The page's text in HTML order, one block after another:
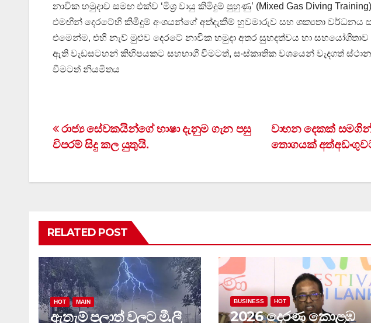
නාවික හමුදාව සමඟ එක්ව ‘මිශ්‍ර වායු කිමිදුම් පුහුණු’ (Mixed Gas Diving
එමඟින් දෙරටේහි කිමිදුම් අංශයන්ගේ අත්දැකීම් හුවමාරුව සහ ශක්‍යතා වර්ධනය
එමෙන්ම, එහි නැව් මුළුව දෙරටේ නාවික හමුදා අතර සුහදත්වය හා
ඇති වැඩසටහන් කිහිපයකට සහභාගී වීමටත්, සංස්කෘතික වශයෙන් වැදගත්
වීමටත් නියමිතය
Post
navigation
වාහන දෙකක්
තොගයක්
රාජ්‍ය සේවකයින්ගේ භාෂා දැනුම ගැන පසු
විපරම් සිදු කල යුතුයි.
RELATED POST
HOT MAIN
ඇතැම් පලාත් වලට මී.ලී
BUSINESS HOT
2026 දෙරණ කොළඹ